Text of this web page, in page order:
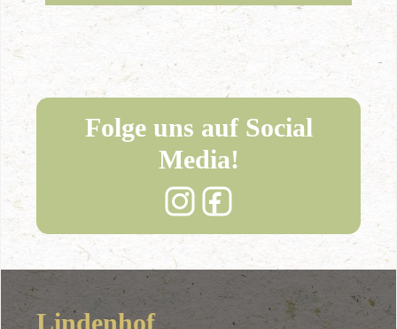
Folge uns auf Social
Media!
Lindenhof